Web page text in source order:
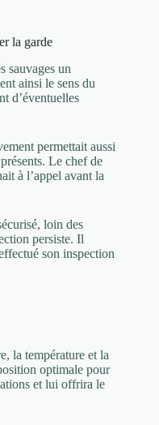
la garde
sauvages un
ainsi le sens du
d’éventuelles
permettait aussi
Le chef de
à l’appel avant la
loin des
persiste. Il
son inspection
la température et la
optimale pour
et lui offrira le